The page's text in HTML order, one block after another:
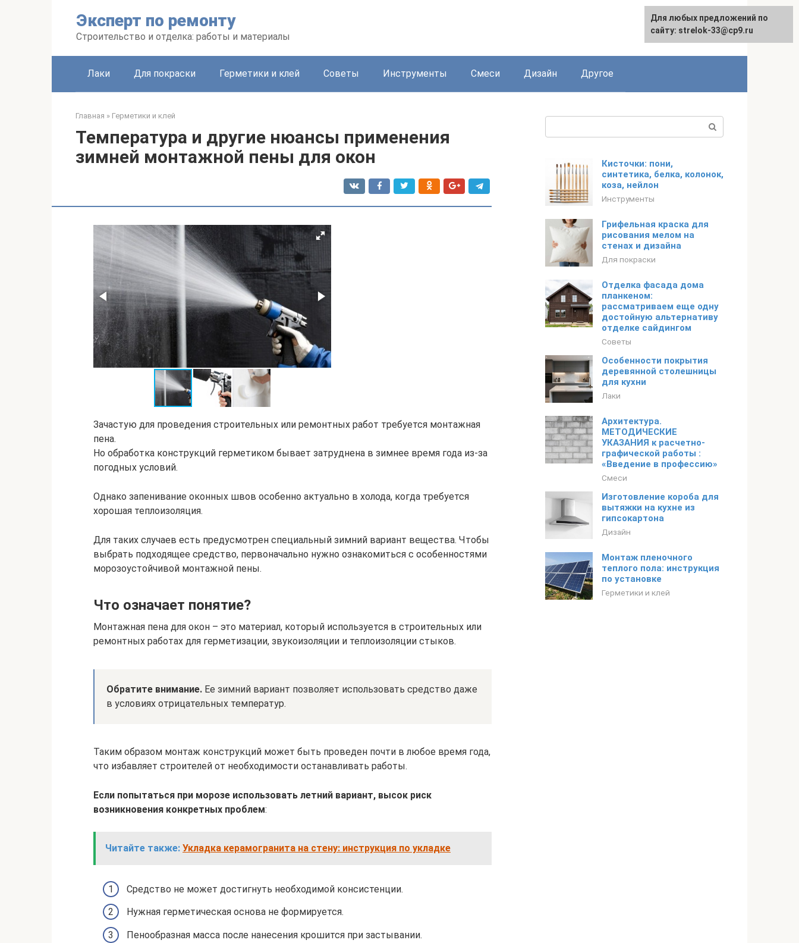
Эксперт по ремонту
Строительство и отделка: работы и материалы
Лаки Для покраски Герметики и клей Советы Инструменты Смеси Дизайн Другое
Главная » Герметики и клей
Температура и другие нюансы применения
зимней монтажной пены для окон
Зачастую для проведения строительных или ремонтных работ требуется монтажная
пена.
Но обработка конструкций герметиком бывает затруднена в зимнее время года из-за
погодных условий.
Однако запенивание оконных швов особенно актуально в холода, когда требуется
хорошая теплоизоляция.
Для таких случаев есть предусмотрен специальный зимний вариант вещества. Чтобы
выбрать подходящее средство, первоначально нужно ознакомиться с особенностями
морозоустойчивой монтажной пены.
Что означает понятие?
Монтажная пена для окон – это материал, который используется в строительных или
ремонтных работах для герметизации, звукоизоляции и теплоизоляции стыков.
Обратите внимание. Ее зимний вариант позволяет использовать средство даже
в условиях отрицательных температур.
Таким образом монтаж конструкций может быть проведен почти в любое время года,
что избавляет строителей от необходимости останавливать работы.
Если попытаться при морозе использовать летний вариант, высок риск
возникновения конкретных проблем:
Читайте также: Укладка керамогранита на стену: инструкция по укладке
Средство не может достигнуть необходимой консистенции.
Нужная герметическая основа не формируется.
Пенообразная масса после нанесения крошится при застывании.
Кисточки: пони,
синтетика, белка, колонок,
коза, нейлон
Инструменты
Грифельная краска для
рисования мелом на
стенах и дизайна
Для покраски
Отделка фасада дома
планкеном:
рассматриваем еще одну
достойную альтернативу
отделке сайдингом
Советы
Особенности покрытия
деревянной столешницы
для кухни
Лаки
Архитектура.
МЕТОДИЧЕСКИЕ
УКАЗАНИЯ к расчетно-
графической работы :
«Введение в профессию»
Смеси
Изготовление короба для
вытяжки на кухне из
гипсокартона
Дизайн
Монтаж пленочного
теплого пола: инструкция
по установке
Герметики и клей
Для любых предложений по
сайту: strelok-33@cp9.ru
Для любых предложений по
сайту: strelok-33@cp9.ru